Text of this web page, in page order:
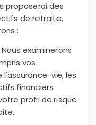
proposerai des
de retraite.
:
Nous examinerons
vos
vie, les
financiers.
profil de risque